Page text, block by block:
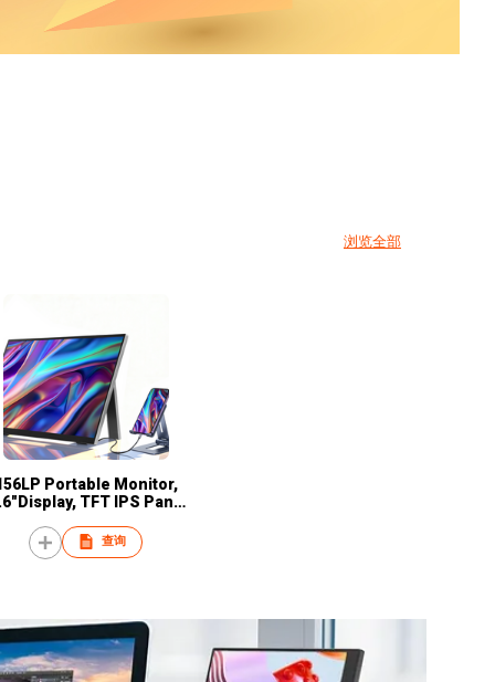
浏览全部
Portable Monitor,
TFT IPS Panel,
Refresh Rate, USB-C
查询